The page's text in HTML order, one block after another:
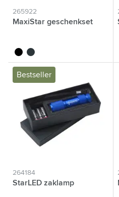
265922
MaxiStar geschenkset
noir gun métal
Bestseller
264184
StarLED zaklamp